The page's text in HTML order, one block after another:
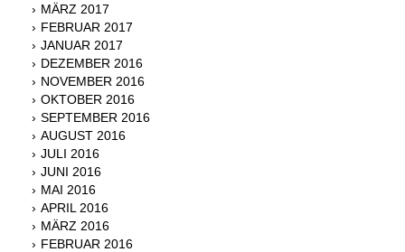
MÄRZ 2017
FEBRUAR 2017
JANUAR 2017
DEZEMBER 2016
NOVEMBER 2016
OKTOBER 2016
SEPTEMBER 2016
AUGUST 2016
JULI 2016
JUNI 2016
MAI 2016
APRIL 2016
MÄRZ 2016
FEBRUAR 2016